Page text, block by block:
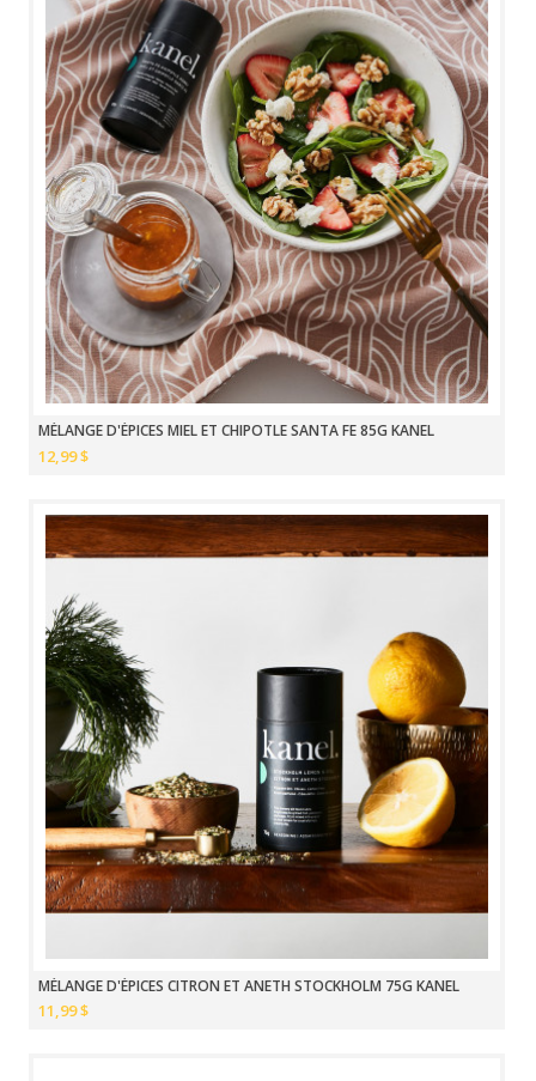
MÉLANGE D'ÉPICES MIEL ET CHIPOTLE SANTA FE 85G KANEL
12,99 $
MÉLANGE D'ÉPICES CITRON ET ANETH STOCKHOLM 75G KANEL
11,99 $